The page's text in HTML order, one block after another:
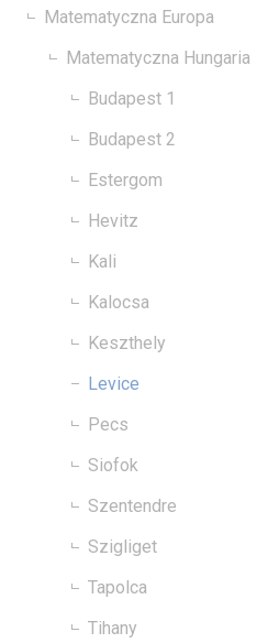
Matematyczna Europa
Matematyczna Hungaria
Budapest 1
Budapest 2
Estergom
Hevitz
Kali
Kalocsa
Keszthely
Levice
Pecs
Siofok
Szentendre
Szigliget
Tapolca
Tihany